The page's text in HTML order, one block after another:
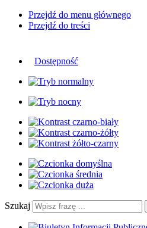
Przejdź do menu głównego
Przejdź do treści
Dostępność
Szukaj